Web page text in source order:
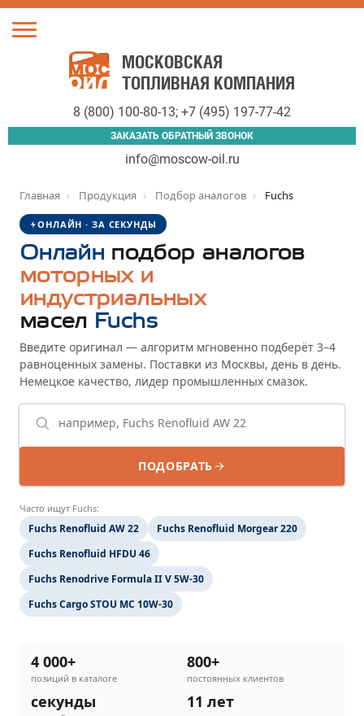
Toggle
МОСКОВСКАЯ
ТОПЛИВНАЯ КОМПАНИЯ
8 (800) 100-80-13; +7 (495) 197-77-42
ЗАКАЗАТЬ ОБРАТНЫЙ ЗВОНОК
info@moscow-oil.ru
Главная › Продукция › Подбор аналогов › Fuchs
ОНЛАЙН · ЗА СЕКУНДЫ
Онлайн подбор аналогов
моторных и
индустриальных
масел Fuchs
Введите оригинал — алгоритм мгновенно подберёт 3–4
равноценных замены. Поставки из Москвы, день в день.
Немецкое качество, лидер промышленных смазок.
ПОДОБРАТЬ
Часто ищут Fuchs:
Fuchs Renofluid AW 22
Fuchs Renofluid Morgear 220
Fuchs Renofluid HFDU 46
Fuchs Renodrive Formula II V 5W-30
Fuchs Cargo STOU MC 10W-30
4 000+
позиций в каталоге
800+
постоянных клиентов
секунды 11 лет